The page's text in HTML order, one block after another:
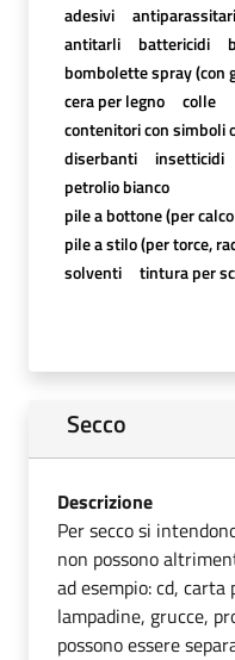
adesivi
antiparassitari
antitarli
battericidi
bombolette spray (con
cera per legno
colle
contenitori con simboli
diserbanti
insetticidi
petrolio bianco
pile a bottone (per
pile a stilo (per torce,
solventi
tintura per
Secco
Descrizione
Per secco si
non possono
ad esempio: cd,
lampadine, grucce,
possono essere